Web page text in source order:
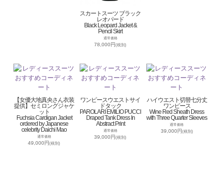
スカートスーツ ブラック
レオパード
Black Leopard Jacket &
Pencil Skirt
通常価格
78,000円(税別)
【女優大地真央さん衣装
提供】セミロングジャケ
ット
Fuchsia Cardigan Jacket
ordered by Japanese
celebrity Daichi Mao
通常価格
49,000円(税別)
ワンピースウエストサイ
ドタック
PAROLARI EMILIO PUCCI
Draped Tank Dress In
Abstract Print
通常価格
39,000円(税別)
ハイウエスト切替七分丈
ワンピース
Wine Red Sheath Dress
with Three Quarter Sleeves
通常価格
39,000円(税別)